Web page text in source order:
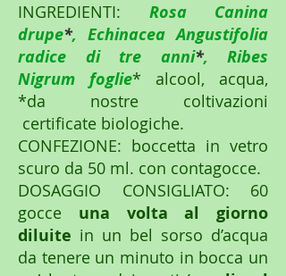
INGREDIENTI: Rosa Canina
drupe*, Echinacea Angustifolia
radice di tre anni*, Ribes
Nigrum foglie* alcool, acqua,
*da nostre coltivazioni
certificate biologiche.
CONFEZIONE: boccetta in vetro
scuro da 50 ml. con contagocce.
DOSAGGIO CONSIGLIATO: 60
gocce una volta al giorno
diluite in un bel sorso d’acqua
da tenere un minuto in bocca un